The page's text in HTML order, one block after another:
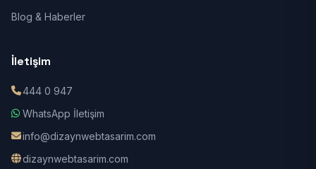
Blog & Haberler
İletişim
444 0 947
WhatsApp İletişim
info@dizaynwebtasarim.com
dizaynwebtasarim.com